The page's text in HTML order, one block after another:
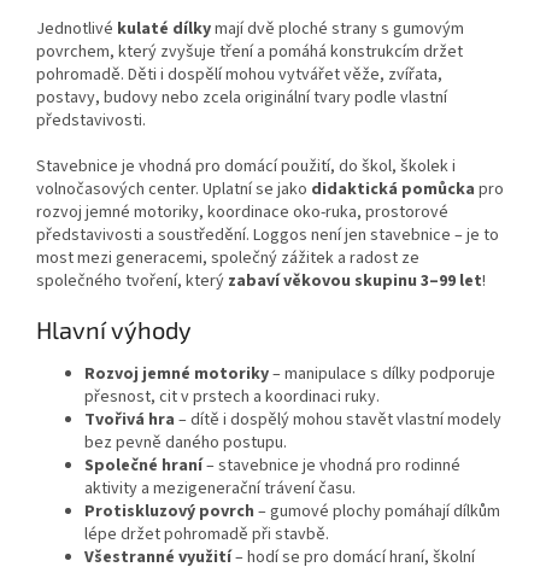
Jednotlivé kulaté dílkymají dvě ploché strany s gumovým
povrchem, který zvyšuje tření a pomáhá konstrukcím držet
pohromadě. Děti i dospělí mohou vytvářet věže, zvířata,
postavy, budovy nebo zcela originální tvary podle vlastní
představivosti.
Stavebnice je vhodná pro domácí použití, do škol, školek i
volnočasových center. Uplatní se jako didaktická pomůcka pro
rozvoj jemné motoriky, koordinace oko-ruka, prostorové
představivosti a soustředění. Loggos není jen stavebnice – je to
most mezi generacemi, společný zážitek a radost ze
společného tvoření, který zabaví věkovou skupinu 3–99 let!
Hlavní výhody
Rozvoj jemné motoriky– manipulace s dílky podporuje
přesnost, cit v prstech a koordinaci ruky.
Tvořivá hra – dítě i dospělý mohou stavět vlastní modely
bez pevně daného postupu.
Společné hraní– stavebnice je vhodná pro rodinné
aktivity a mezigenerační trávení času.
Protiskluzový povrch – gumové plochy pomáhají dílkům
lépe držet pohromadě při stavbě.
Všestranné využití– hodí se pro domácí hraní, školní